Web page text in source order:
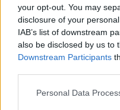
your opt-out. You may
disclosure of your
IAB’s list of downstream
also be disclosed by us to
Downstream Participants
Personal Data